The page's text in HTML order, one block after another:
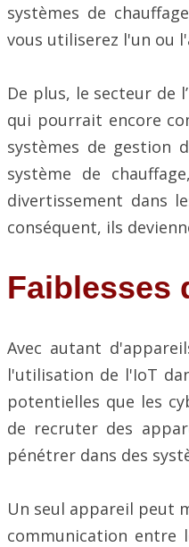
systèmes de
vous utiliserez l'un ou
De plus, le secteur de
qui pourrait encore
systèmes de gestion
système de
divertissement dans
conséquent, ils
Faiblesses
Avec autant
l'utilisation de l'IoT
potentielles que les
de recruter des
pénétrer dans des
Un seul appareil peut
communication entre